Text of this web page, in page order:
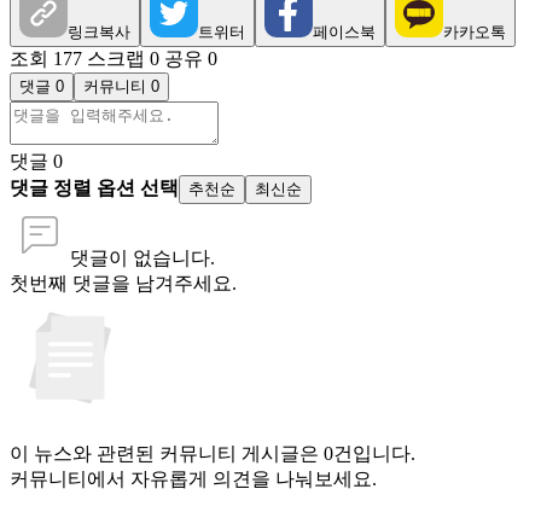
링크복사 트위터 페이스북 카카오톡
조회 177 스크랩 0 공유 0
댓글 0 커뮤니티 0
댓글 0
댓글 정렬 옵션 선택
추천순 최신순
댓글이 없습니다.
첫번째 댓글을 남겨주세요.
이 뉴스와 관련된 커뮤니티 게시글은 0건입니다.
커뮤니티에서 자유롭게 의견을 나눠보세요.